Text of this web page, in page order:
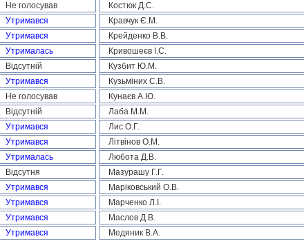
Не голосував Костюк Д.С.
Утримався Кравчук Є.М.
Утримався Крейденко В.В.
Утрималась Кривошеєв І.С.
Відсутній Кузбит Ю.М.
Утримався Кузьміних С.В.
Не голосував Кунаєв А.Ю.
Відсутній Лаба М.М.
Утримався Лис О.Г.
Утримався Літвінов О.М.
Утрималась Любота Д.В.
Відсутня Мазурашу Г.Г.
Утримався Маріковський О.В.
Утримався Марченко Л.І.
Утримався Маслов Д.В.
Утримався Медяник В.А.